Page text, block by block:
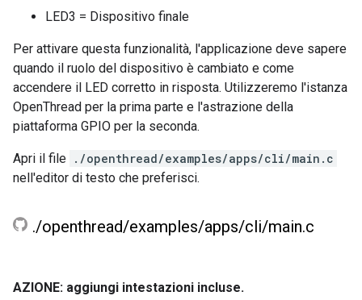
LED3 = Dispositivo finale
Per attivare questa funzionalità, l'applicazione deve sapere
quando il ruolo del dispositivo è cambiato e come
accendere il LED corretto in risposta. Utilizzeremo l'istanza
OpenThread per la prima parte e l'astrazione della
piattaforma GPIO per la seconda.
Apri il file ./openthread/examples/apps/cli/main.c
nell'editor di testo che preferisci.
./openthread/examples/apps/cli/main.c
AZIONE: aggiungi intestazioni incluse.